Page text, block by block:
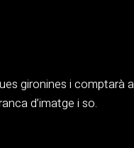
gironines i comptarà
d’imatge i so.